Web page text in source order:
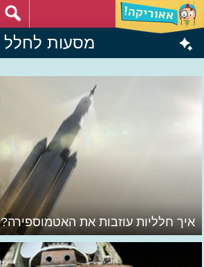
מסעות לחלל
איך חלליות עוזבות את האטמוספירה?